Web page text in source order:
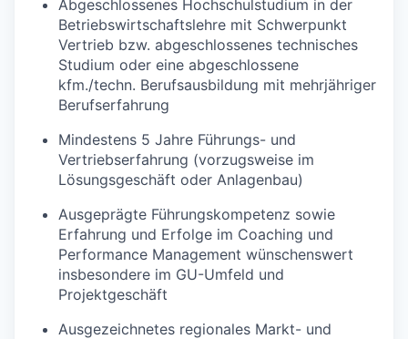
Abgeschlossenes Hochschulstudium in der
Betriebswirtschaftslehre mit Schwerpunkt
Vertrieb bzw. abgeschlossenes technisches
Studium oder eine abgeschlossene
kfm./techn. Berufsausbildung mit mehrjähriger
Berufserfahrung
Mindestens 5 Jahre Führungs- und
Vertriebserfahrung (vorzugsweise im
Lösungsgeschäft oder Anlagenbau)
Ausgeprägte Führungskompetenz sowie
Erfahrung und Erfolge im Coaching und
Performance Management wünschenswert
insbesondere im GU-Umfeld und
Projektgeschäft
Ausgezeichnetes regionales Markt- und